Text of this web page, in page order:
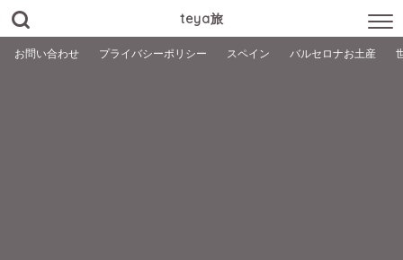
teya旅
お問い合わせ プライバシーポリシー スペイン バルセロナお土産